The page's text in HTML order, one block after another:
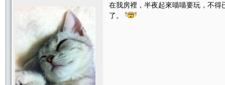
在我房裡，半夜起來喵喵要玩，不
了。